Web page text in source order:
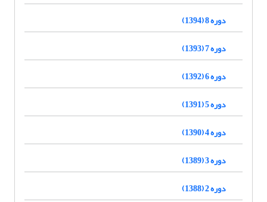
دوره 8 (1394)
دوره 7 (1393)
دوره 6 (1392)
دوره 5 (1391)
دوره 4 (1390)
دوره 3 (1389)
دوره 2 (1388)